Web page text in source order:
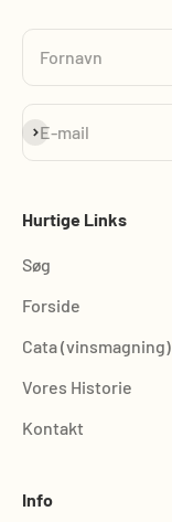
Fornavn
E-mail
Abonnér
Hurtige Links
Søg
Forside
Cata (vinsmagning)
Vores Historie
Kontakt
Info